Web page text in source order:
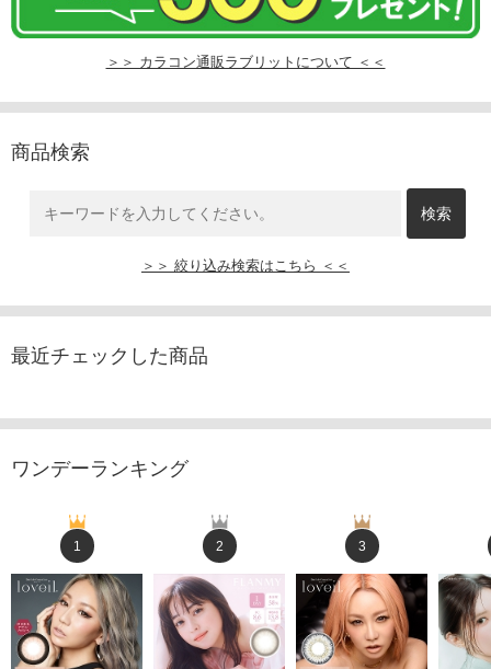
＞＞ カラコン通販ラブリットについて ＜＜
商品検索
＞＞ 絞り込み検索はこちら ＜＜
最近チェックした商品
ワンデーランキング
1 2 3